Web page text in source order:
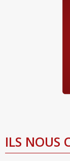
ILS NOUS